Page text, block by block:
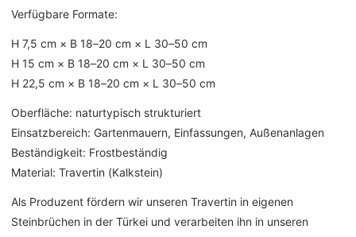
Verfügbare Formate:
H 7,5 cm × B 18–20 cm × L 30–50 cm
H 15 cm × B 18–20 cm × L 30–50 cm
H 22,5 cm × B 18–20 cm × L 30–50 cm
Oberfläche: naturtypisch strukturiert
Einsatzbereich: Gartenmauern, Einfassungen, Außenanlagen
Beständigkeit: Frostbeständig
Material: Travertin (Kalkstein)
Als Produzent fördern wir unseren Travertin in eigenen
Steinbrüchen in der Türkei und verarbeiten ihn in unseren